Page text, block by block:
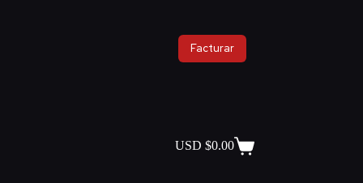
Facturar
USD $0.00